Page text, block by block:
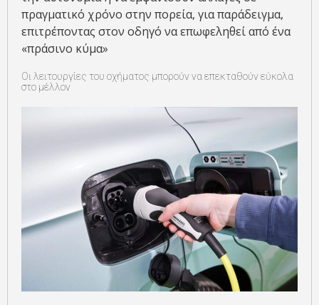
πραγματικό χρόνο στην πορεία, για παράδειγμα,
επιτρέποντας στον οδηγό να επωφεληθεί από ένα
«πράσινο κύμα»
Οι λειτουργίες του οχήματος μπορούν να επεκταθούν εύκολα
στο μέλλον